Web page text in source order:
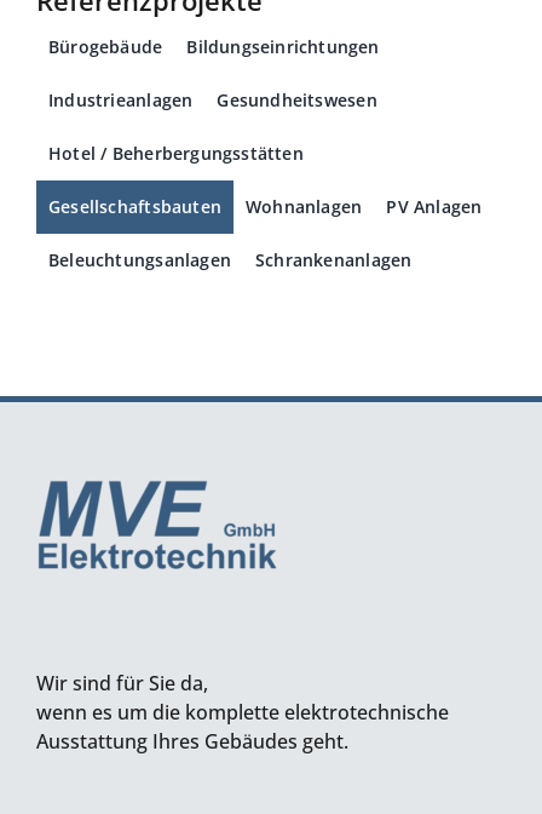
Bürogebäude Bildungseinrichtungen
Industrieanlagen Gesundheitswesen
Hotel / Beherbergungsstätten
Gesellschaftsbauten Wohnanlagen PV Anlagen
Beleuchtungsanlagen Schrankenanlagen
Wir sind für Sie da,
wenn es um die komplette elektrotechnische
Ausstattung Ihres Gebäudes geht.